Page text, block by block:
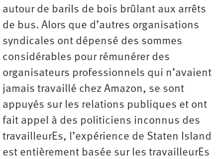
autour de barils de bois brûlant aux arrêts
de bus. Alors que d’autres organisations
syndicales ont dépensé des sommes
considérables pour rémunérer des
organisateurs professionnels qui n’avaient
jamais travaillé chez Amazon, se sont
appuyés sur les relations publiques et ont
fait appel à des politiciens inconnus des
travailleurEs, l’expérience de Staten Island
est entièrement basée sur les travailleurEs